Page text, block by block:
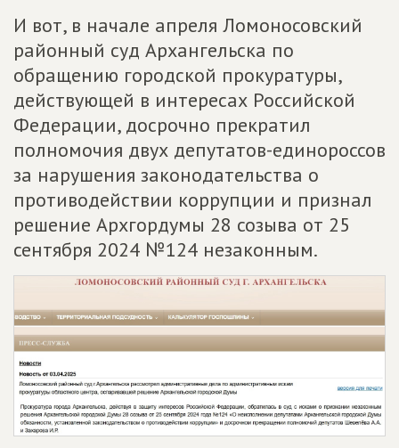
И вот, в начале апреля Ломоносовский
районный суд Архангельска по
обращению городской прокуратуры,
действующей в интересах Российской
Федерации, досрочно прекратил
полномочия двух депутатов-единороссов
за нарушения законодательства о
противодействии коррупции и признал
решение Архгордумы 28 созыва от 25
сентября 2024 №124 незаконным.